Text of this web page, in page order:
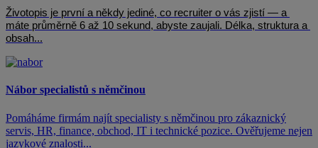
Životopis je první a někdy jediné, co recruiter o vás zjistí — a
máte průměrně 6 až 10 sekund, abyste zaujali. Délka, struktura a
obsah...
Nábor specialistů s němčinou
Pomáháme firmám najít specialisty s němčinou pro zákaznický
servis, HR, finance, obchod, IT i technické pozice. Ověřujeme nejen
jazykové znalosti...